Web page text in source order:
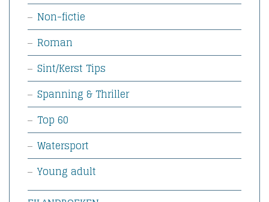
Non-fictie
Roman
Sint/Kerst Tips
Spanning & Thriller
Top 60
Watersport
Young adult